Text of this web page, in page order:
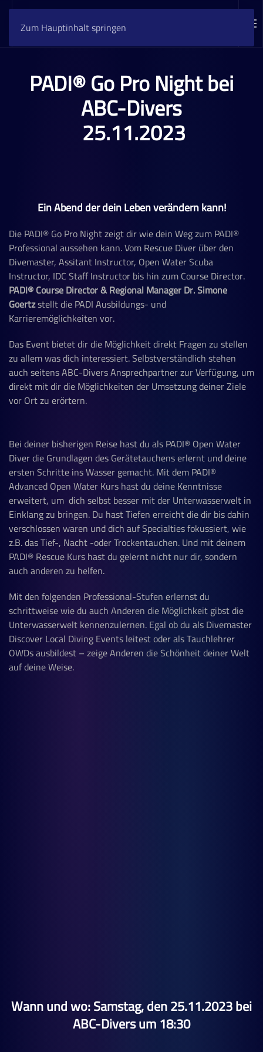
Zum Hauptinhalt springen
PADI®Go Pro Night bei
ABC-Divers
25.11.2023
Ein Abend der dein Leben verändern kann!
Die PADI®Go Pro Night zeigt dir wie dein Weg zum PADI®
Professional aussehen kann. Vom Rescue Diver über den
Divemaster, Assitant Instructor, Open Water Scuba
Instructor, IDC Staff Instructor bis hin zum Course Director.
PADI®Course Director & Regional Manager Dr. Simone
Goertzstellt die PADI Ausbildungs- und
Karrieremöglichkeiten vor.
Das Event bietet dir die Möglichkeit direkt Fragen zu stellen
zu allem was dich interessiert. Selbstverständlich stehen
auch seitens ABC-Divers Ansprechpartner zur Verfügung, um
direkt mit dir die Möglichkeiten der Umsetzung deiner Ziele
vor Ort zu erörtern.
Bei deiner bisherigen Reise hast du als PADI®Open Water
Diver die Grundlagen des Gerätetauchens erlernt und deine
ersten Schritte ins Wasser gemacht. Mit dem PADI®
Advanced Open Water Kurs hast du deine Kenntnisse
erweitert, um dich selbst besser mit der Unterwasserwelt in
Einklang zu bringen. Du hast Tiefen erreicht die dir bis dahin
verschlossen waren und dich auf Specialties fokussiert, wie
z.B. das Tief-, Nacht -oder Trockentauchen. Und mit deinem
PADI®Rescue Kurs hast du gelernt nicht nur dir, sondern
auch anderen zu helfen.
Mit den folgenden Professional-Stufen erlernst du
schrittweise wie du auch Anderen die Möglichkeit gibst die
Unterwasserwelt kennenzulernen. Egal ob du alsDivemaster
Discover Local Diving Events leitest oder als Tauchlehrer
OWDs ausbildest – zeige Anderen die Schönheit deiner Welt
auf deine Weise.
Wann und wo:Samstag, den 25.11.2023 bei
ABC-Divers um 18:30